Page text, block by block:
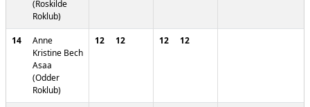
(Roskilde
Roklub)
14
Anne
Kristine Bech
Asaa
(Odder
Roklub)
12 12 12 12